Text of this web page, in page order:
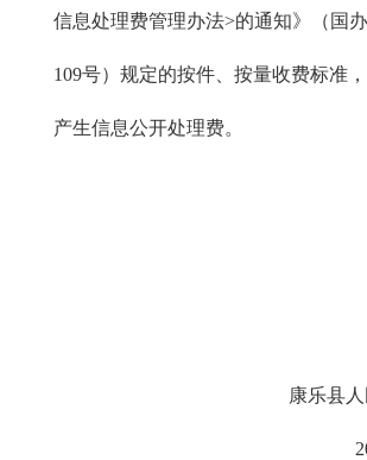
信息处理费管理办法>的通知》（国办
109号）规定的按件、按量收费标准
产生信息公开处理费。
康乐县